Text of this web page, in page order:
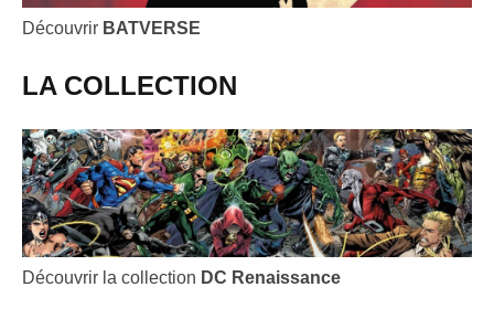
Découvrir BATVERSE
LA COLLECTION
Découvrir la collection DC Renaissance